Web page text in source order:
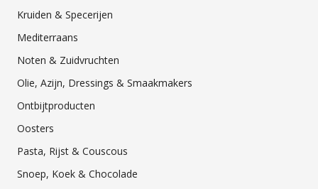
Kruiden & Specerijen
Mediterraans
Noten & Zuidvruchten
Olie, Azijn, Dressings & Smaakmakers
Ontbijtproducten
Oosters
Pasta, Rijst & Couscous
Snoep, Koek & Chocolade